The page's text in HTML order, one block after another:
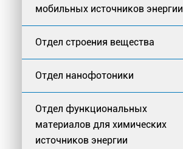
мобильных источников энергии
Отдел строения вещества
Отдел нанофотоники
Отдел функциональных
материалов для химических
источников энергии